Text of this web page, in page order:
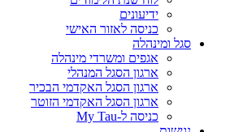
ידיעונים
כניסה לאזור האישי
סגל ומינהלה
אגפים ומשרדי מינהלה
ארגון הסגל המנהלי
ארגון הסגל האקדמי הבכיר
ארגון הסגל האקדמי הזוטר
כניסה ל-My Tau